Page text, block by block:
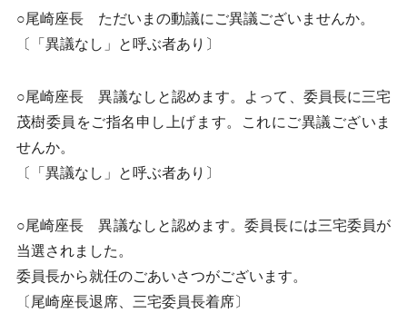
○尾崎座長 ただいまの動議にご異議ございませんか。
〔「異議なし」と呼ぶ者あり〕
○尾崎座長 異議なしと認めます。よって、委員長に三宅
茂樹委員をご指名申し上げます。これにご異議ございま
せんか。
〔「異議なし」と呼ぶ者あり〕
○尾崎座長 異議なしと認めます。委員長には三宅委員が
当選されました。
委員長から就任のごあいさつがございます。
〔尾崎座長退席、三宅委員長着席〕